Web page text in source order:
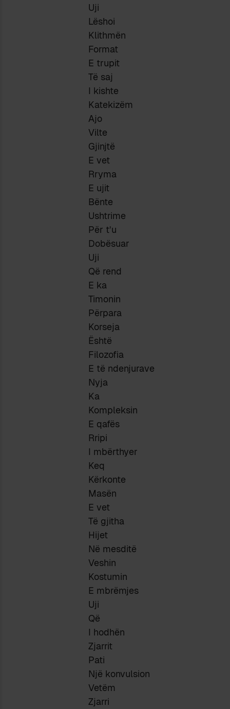
Uji
Lëshoi
Klithmën
Format
E trupit
Të saj
I kishte
Katekizëm
Ajo
Vilte
Gjinjtë
E vet
Rryma
E ujit
Bënte
Ushtrime
Për t’u
Dobësuar
Uji
Që rend
E ka
Timonin
Përpara
Korseja
Është
Filozofia
E të ndenjurave
Nyja
Ka
Kompleksin
E qafës
Rripi
I mbërthyer
Keq
Kërkonte
Masën
E vet
Të gjitha
Hijet
Në mesditë
Veshin
Kostumin
E mbrëmjes
Uji
Që
I hodhën
Zjarrit
Pati
Një konvulsion
Vetëm
Zjarri